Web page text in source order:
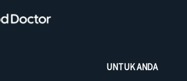
UNTUK ANDA